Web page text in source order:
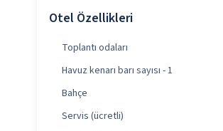
Otel Özellikleri
Toplantı odaları
Havuz kenarı barı sayısı - 1
Bahçe
Servis (ücretli)